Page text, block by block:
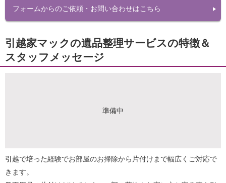
フォームからのご依頼・お問い合わせはこちら
引越家マックの遺品整理サービスの特徴＆
スタッフメッセージ
準備中
引越で培った経験でお部屋のお掃除から片付けまで幅広くご対応で
きます。